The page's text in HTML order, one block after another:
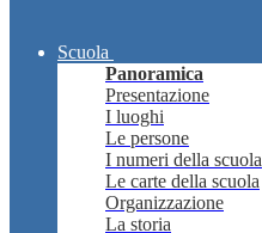
Scuola
Panoramica
Presentazione
I luoghi
Le persone
I numeri della scuola
Le carte della scuola
Organizzazione
La storia